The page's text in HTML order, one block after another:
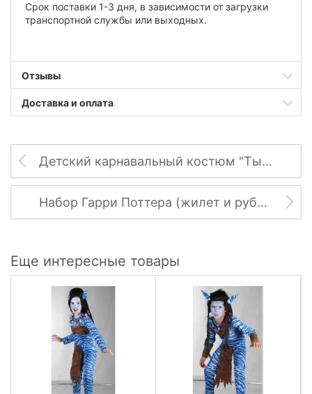
Срок поставки 1-3 дня, в зависимости от загрузки
транспортной службы или выходных.
Отзывы
Доставка и оплата
Детский карнавальный костюм "Тыква"
Набор Гарри Поттера (жилет и рубашка)
Еще интересные товары